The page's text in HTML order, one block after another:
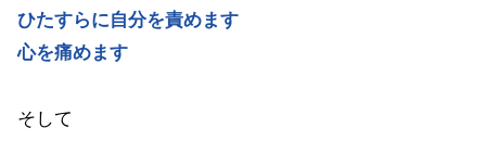
ひたすらに自分を責めます
心を痛めます
そして